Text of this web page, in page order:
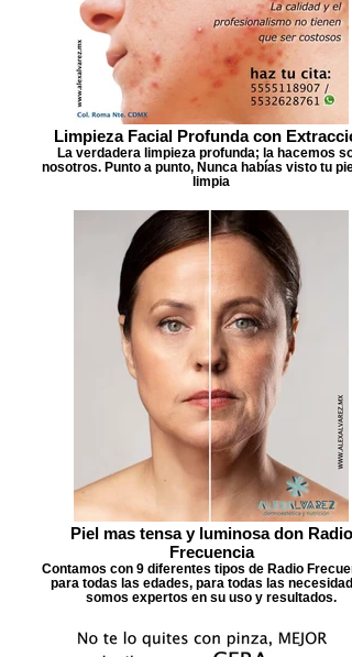
Limpieza Facial Profunda con
La verdadera limpieza profunda; la hacemos
nosotros. Punto a punto, Nunca habías visto tu
limpia
Piel mas tensa y luminosa don Radio
Frecuencia
Contamos con 9 diferentes tipos de Radio
para todas las edades, para todas las
somos expertos en su uso y resultados.